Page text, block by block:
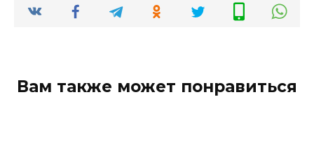
Вам также может понравиться